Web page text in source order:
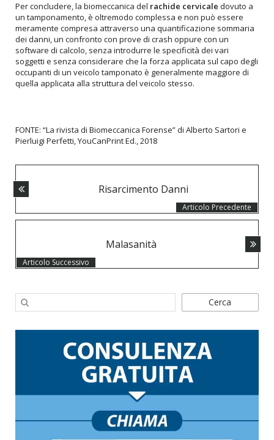
Per concludere, la biomeccanica del rachide cervicale dovuto a
un tamponamento, è oltremodo complessa e non può essere
meramente compresa attraverso una quantificazione sommaria
dei danni, un confronto con prove di crash oppure con un
software di calcolo, senza introdurre le specificità dei vari
soggetti e senza considerare che la forza applicata sul capo degli
occupanti di un veicolo tamponato è generalmente maggiore di
quella applicata alla struttura del veicolo stesso.
FONTE: “La rivista di Biomeccanica Forense” di Alberto Sartori e
Pierluigi Perfetti, YouCanPrint Ed., 2018
NAVIGATION
Articolo Precedente
Risarcimento Danni
Articolo Successivo
Malasanità
Cerca